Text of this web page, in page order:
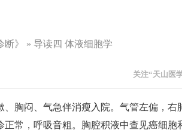
断》 » 导读四 体液细胞学
关注“天山医
、胸闷、气急伴消瘦入院。气管左偏，右
正常，呼吸音粗。胸腔积液中查见癌细胞